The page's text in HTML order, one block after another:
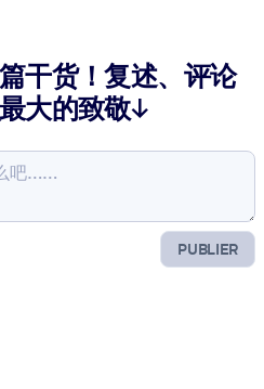
干货！复述、评论
大的致敬↓
PUBLIER